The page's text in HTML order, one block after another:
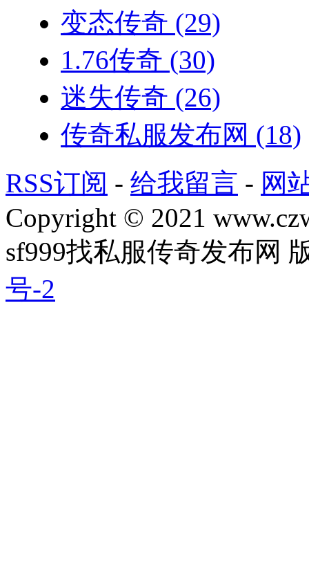
变态传奇 (29)
1.76传奇 (30)
迷失传奇 (26)
传奇私服发布网 (18)
RSS订阅 - 给我留言 - 网
Copyright © 2021
sf999找私服传奇发布网
号-2